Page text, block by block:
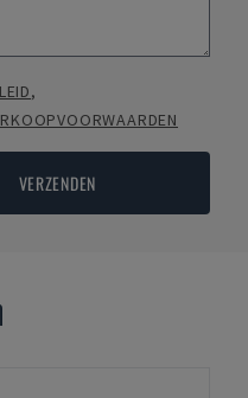
,
VERZENDEN